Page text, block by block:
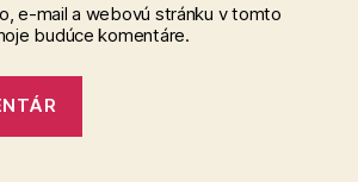
e-mail a webovú stránku v tomto
budúce komentáre.